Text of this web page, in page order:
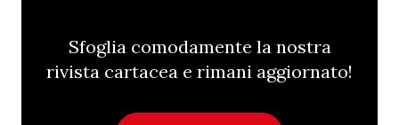
Sfoglia comodamente la nostra
rivista cartacea e rimani aggiornato!